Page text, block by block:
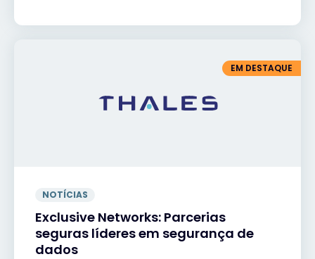
EM DESTAQUE
NOTÍCIAS
Exclusive Networks: Parcerias
seguras líderes em segurança de
dados